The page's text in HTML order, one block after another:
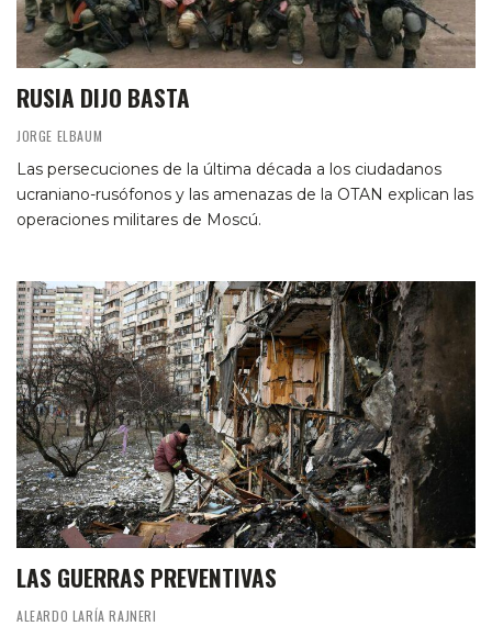
RUSIA DIJO BASTA
JORGE ELBAUM
Las persecuciones de la última década a los ciudadanos
ucraniano-rusófonos y las amenazas de la OTAN explican las
operaciones militares de Moscú.
LAS GUERRAS PREVENTIVAS
ALEARDO LARÍA RAJNERI